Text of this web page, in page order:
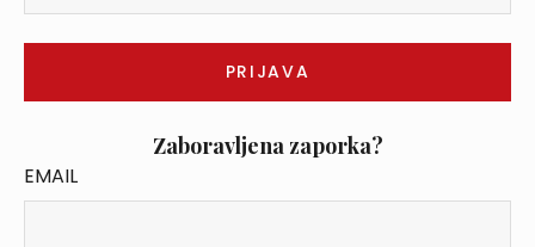
Zaboravljena zaporka?
EMAIL